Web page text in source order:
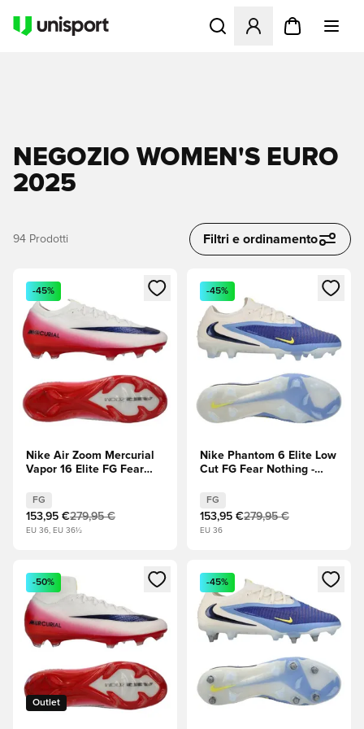
Apre una finestra modale
NEGOZIO WOMEN'S EURO
2025
94 Prodotti Filtri e ordinamento
Apre una finestra modale per accedere o registrarsi come
-45%
Nike Air Zoom Mercurial
Vapor 16 Elite FG Fear
Bianco/University Red
(Rosso)/Dark Obsidian
(Nero)
FG
153,95 €279,95 €
EU 36, EU 36½
Apre una finestra modale
-45%
Nike Phantom 6 Elite Low
Cut FG Fear Nothing -
Obsidian (Nero)
FG
153,95 €279,95 €
EU 36
Apre una finestra modale per accedere o registrarsi come
Outlet
-50%
Apre una finestra modale
-45%